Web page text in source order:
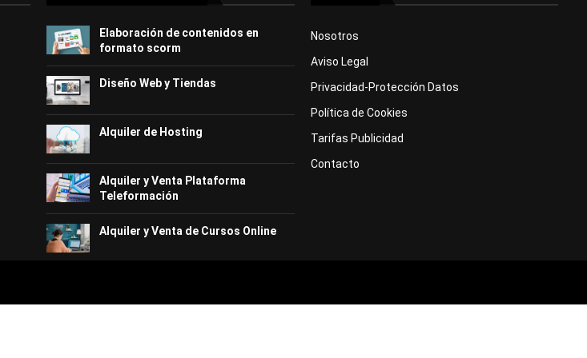
Elaboración de contenidos en
formato scorm
Diseño Web y Tiendas
Alquiler de Hosting
Alquiler y Venta Plataforma
Teleformación
Alquiler y Venta de Cursos Online
Nosotros
Aviso Legal
Privacidad-Protección Datos
Política de Cookies
Tarifas Publicidad
Contacto